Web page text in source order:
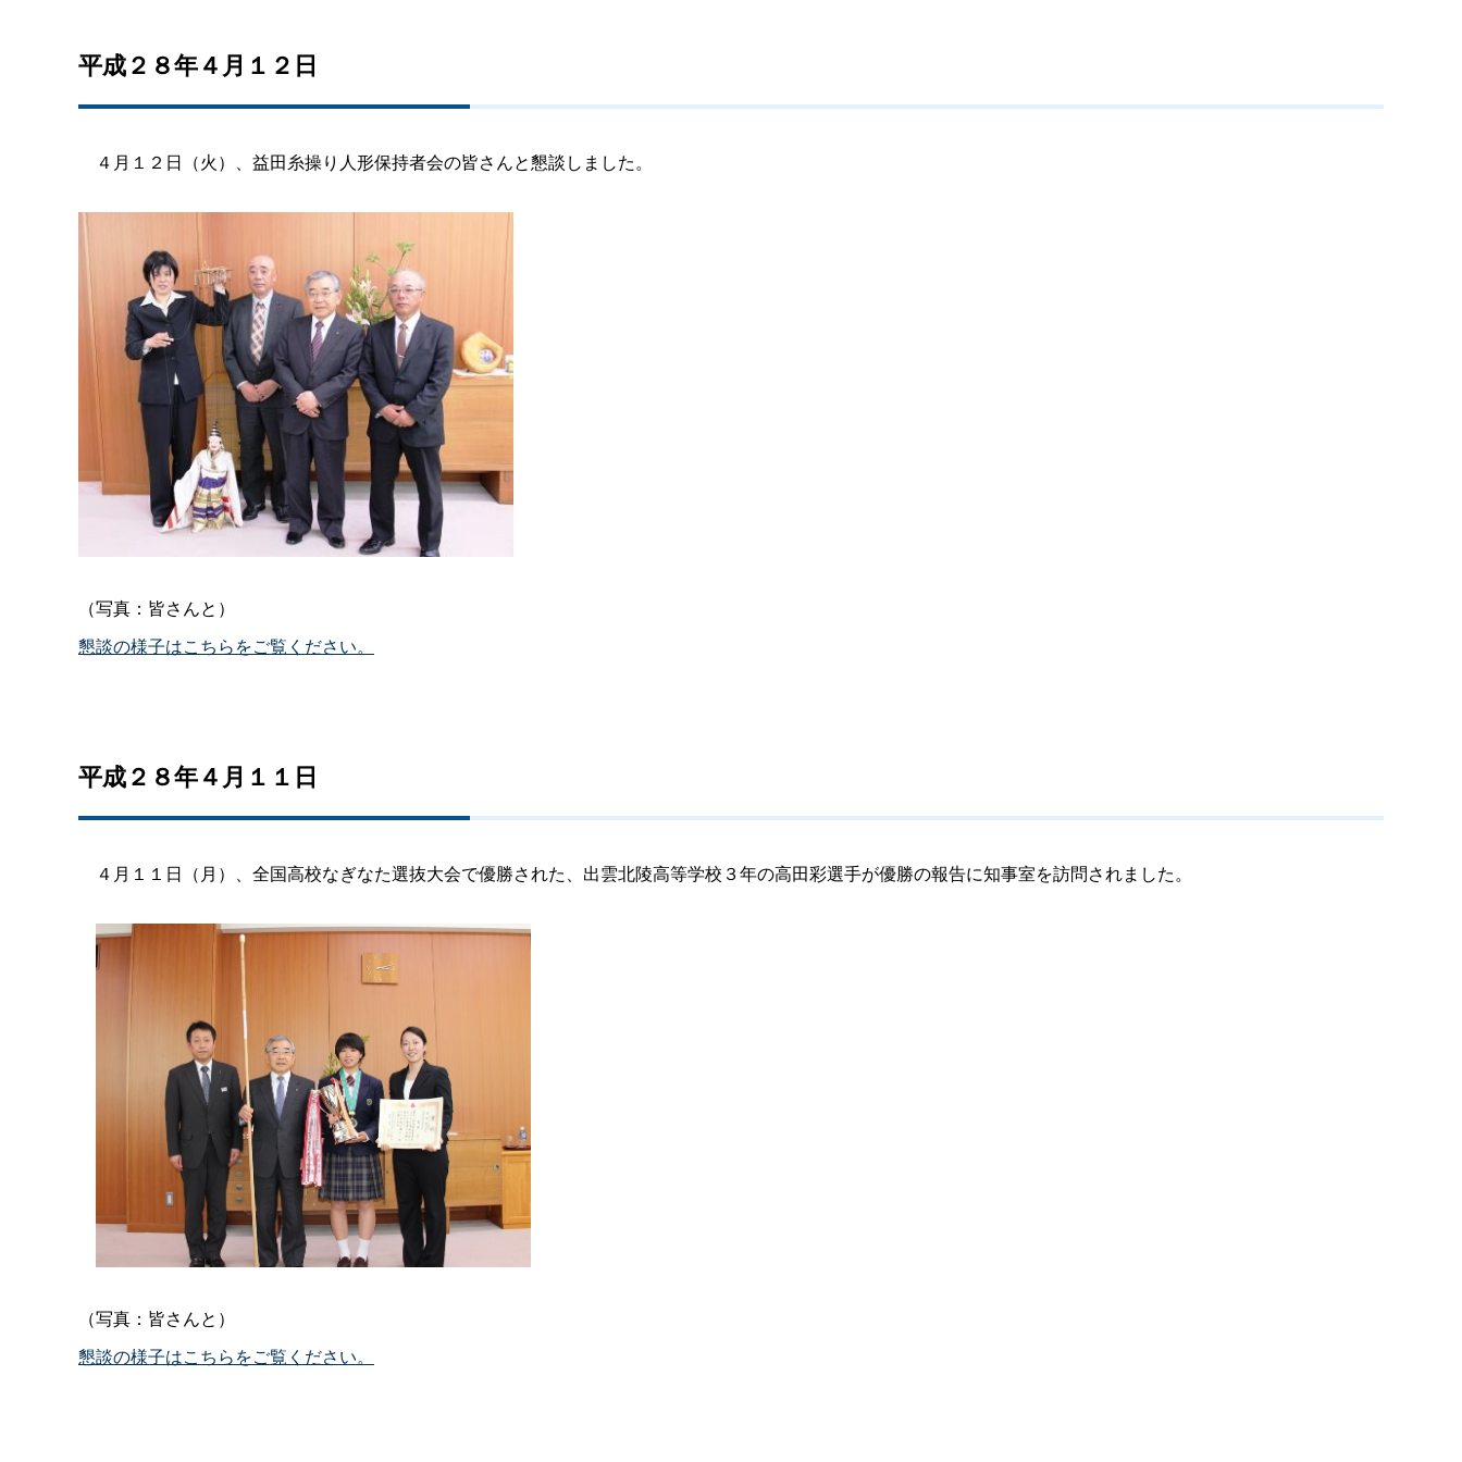
平成２８年４月１２日
４月１２日（火）、益田糸操り人形保持者会の皆さんと懇談しました。
（写真：皆さんと）
懇談の様子はこちらをご覧ください。
平成２８年４月１１日
４月１１日（月）、全国高校なぎなた選抜大会で優勝された、出雲北陵高等学校３年の高田彩選手が優勝の報告に知事室を訪問されました。
（写真：皆さんと）
懇談の様子はこちらをご覧ください。